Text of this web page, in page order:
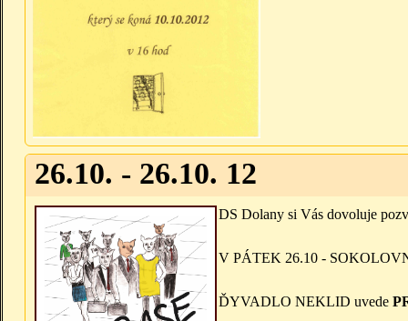
26.10. - 26.10. 12
DS Dolany si Vás dovoluje
V PÁTEK 26.10 -
ĎYVADLO NEKLID uvede